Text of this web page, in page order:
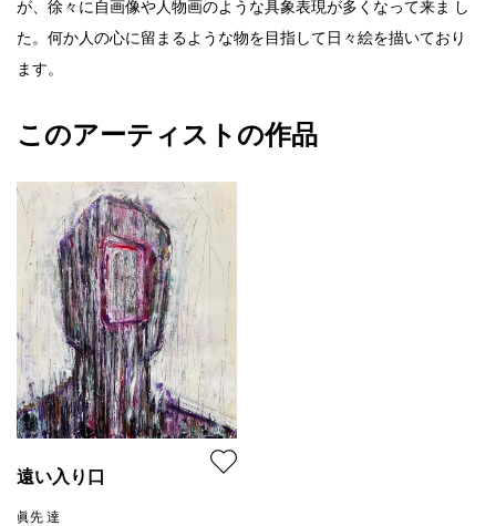
が、徐々に自画像や人物画のような具象表現が多くなって来ま し
た。何か人の心に留まるような物を目指して日々絵を描いており
ます。
このアーティストの作品
遠い入り口
眞先 達